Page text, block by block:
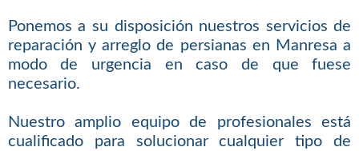
Ponemos a su disposición nuestros servicios de
reparación y arreglo de persianas en Manresa a
modo de urgencia en caso de que fuese
necesario.
Nuestro amplio equipo de profesionales está
cualificado para solucionar cualquier tipo de